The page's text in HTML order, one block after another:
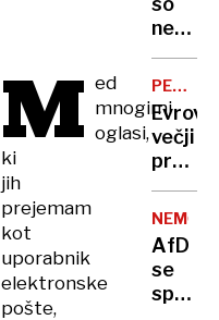
M ed
mnogimi
oglasi,
ki
jih
prejemam
kot
uporabnik
elektronske
pošte,
okoli
leta
1955​
dokaz,
da
naši
ne
znajo
na
pravi
način
PESEM
večji
od
božiča
AfD
se